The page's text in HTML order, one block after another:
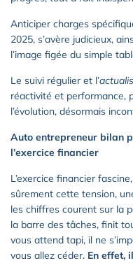
Anticiper charges
2025, s’avère judicieux,
l’image figée du simple
Le suivi régulier et l’
réactivité et performance,
l’évolution, désormais
Auto entrepreneur bilan
l’exercice financier
L’exercice financier
sûrement cette tension,
les chiffres courent sur la
la barre des tâches, finit
vous attend tapi, il ne
vous allez céder. En effet,